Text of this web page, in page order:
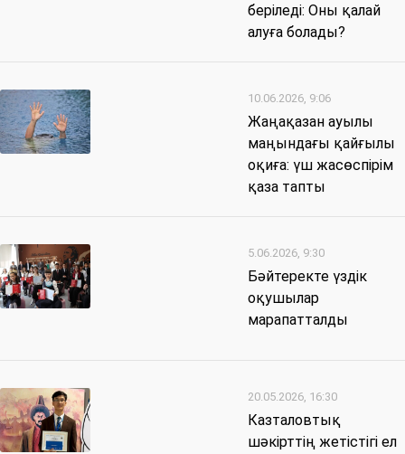
беріледі: Оны қалай
алуға болады?
10.06.2026, 9:06
Жаңақазан ауылы
маңындағы қайғылы
оқиға: үш жасөспірім
қаза тапты
5.06.2026, 9:30
Бәйтеректе үздік
оқушылар
марапатталды
20.05.2026, 16:30
Казталовтық
шәкірттің жетістігі ел